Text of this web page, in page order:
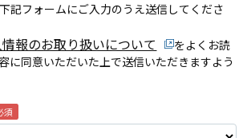
記フォームにご入力のうえ送信してくださ
報のお取り扱いについて
をよくお読
に同意いただいた上で送信いただきますよう